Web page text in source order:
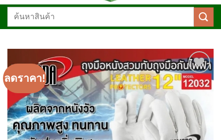
ค้นหา:
ลดราคา!
Add to